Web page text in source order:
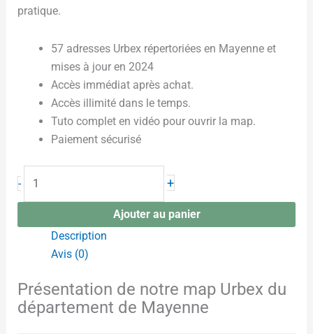
pratique.
57 adresses Urbex répertoriées en Mayenne et
mises à jour en 2024
Accès immédiat après achat.
Accès illimité dans le temps.
Tuto complet en vidéo pour ouvrir la map.
Paiement sécurisé
- +
Ajouter au panier
Description
Avis (0)
Présentation de notre map Urbex du
département de Mayenne